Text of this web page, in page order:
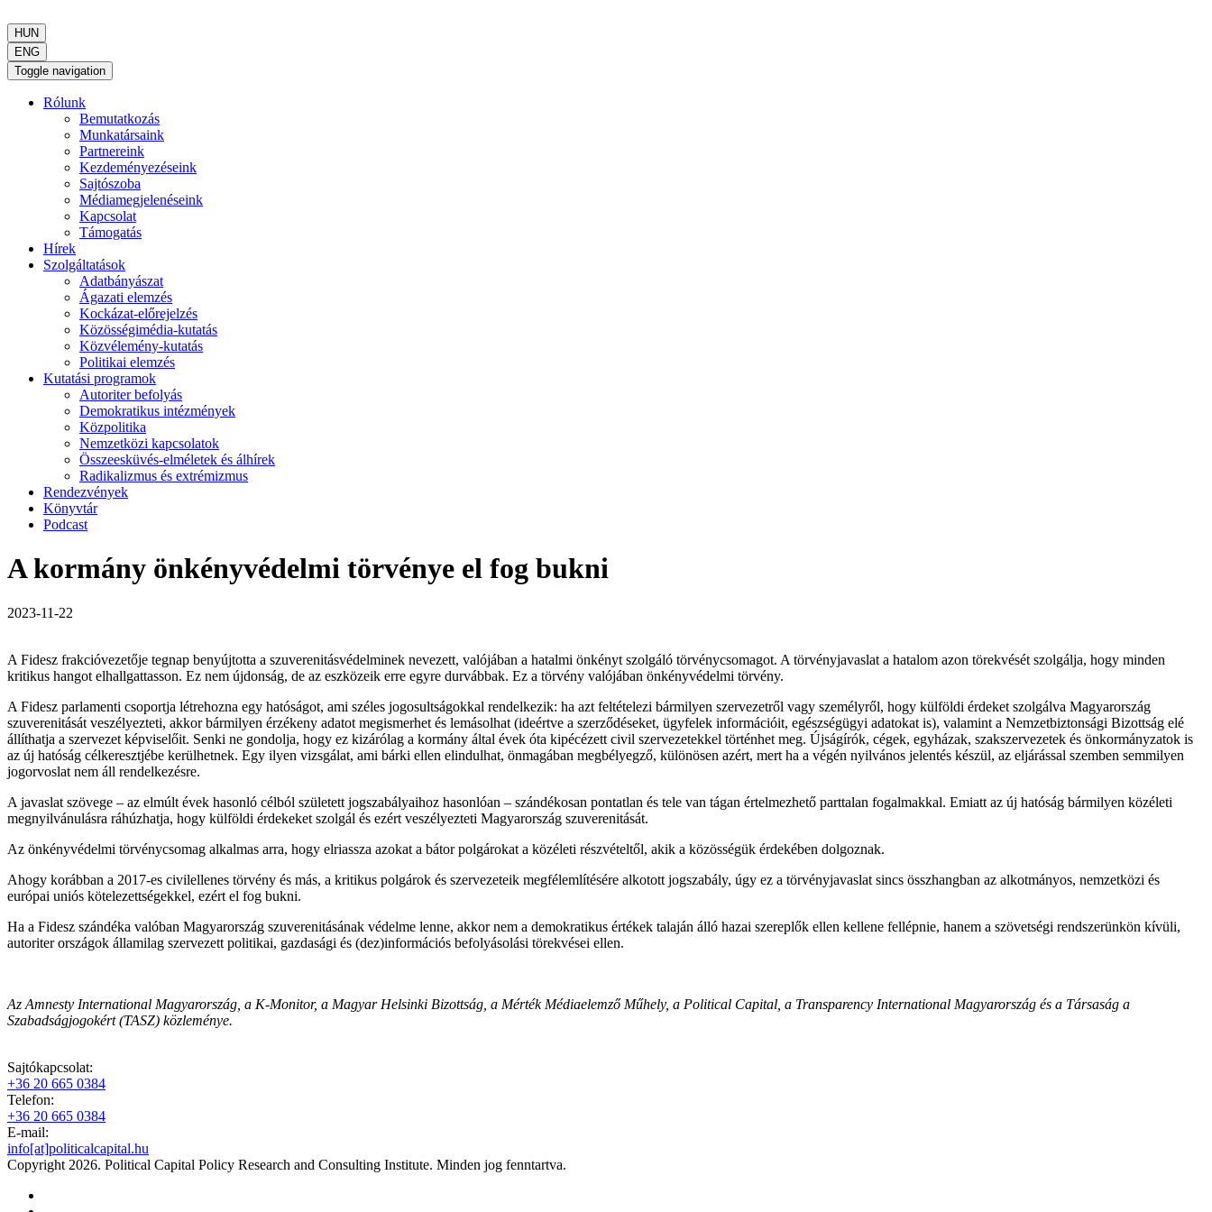
HUN
ENG
Toggle navigation
Rólunk
Bemutatkozás
Munkatársaink
Partnereink
Kezdeményezéseink
Sajtószoba
Médiamegjelenéseink
Kapcsolat
Támogatás
Hírek
Szolgáltatások
Adatbányászat
Ágazati elemzés
Kockázat-előrejelzés
Közösségimédia-kutatás
Közvélemény-kutatás
Politikai elemzés
Kutatási programok
Autoriter befolyás
Demokratikus intézmények
Közpolitika
Nemzetközi kapcsolatok
Összeesküvés-elméletek és álhírek
Radikalizmus és extrémizmus
Rendezvények
Könyvtár
Podcast
A kormány önkényvédelmi törvénye el fog bukni
2023-11-22
A Fidesz frakcióvezetője tegnap benyújtotta a szuverenitásvédelminek nevezett, valójában a hatalmi önkényt szolgáló törvénycsomagot. A törvényjavaslat a hatalom azon törekvését szolgálja, hogy minden
kritikus hangot elhallgattasson. Ez nem újdonság, de az eszközeik erre egyre durvábbak. Ez a törvény valójában önkényvédelmi törvény.
A Fidesz parlamenti csoportja létrehozna egy hatóságot, ami széles jogosultságokkal rendelkezik: ha azt feltételezi bármilyen szervezetről vagy személyről, hogy külföldi érdeket szolgálva Magyarország
szuverenitását veszélyezteti, akkor bármilyen érzékeny adatot megismerhet és lemásolhat (ideértve a szerződéseket, ügyfelek információit, egészségügyi adatokat is), valamint a Nemzetbiztonsági Bizottság elé
állíthatja a szervezet képviselőit. Senki ne gondolja, hogy ez kizárólag a kormány által évek óta kipécézett civil szervezetekkel történhet meg. Újságírók, cégek, egyházak, szakszervezetek és önkormányzatok is
az új hatóság célkeresztjébe kerülhetnek. Egy ilyen vizsgálat, ami bárki ellen elindulhat, önmagában megbélyegző, különösen azért, mert ha a végén nyilvános jelentés készül, az eljárással szemben semmilyen
jogorvoslat nem áll rendelkezésre.
A javaslat szövege – az elmúlt évek hasonló célból született jogszabályaihoz hasonlóan – szándékosan pontatlan és tele van tágan értelmezhető parttalan fogalmakkal. Emiatt az új hatóság bármilyen közéleti
megnyilvánulásra ráhúzhatja, hogy külföldi érdekeket szolgál és ezért veszélyezteti Magyarország szuverenitását.
Az önkényvédelmi törvénycsomag alkalmas arra, hogy elriassza azokat a bátor polgárokat a közéleti részvételtől, akik a közösségük érdekében dolgoznak.
Ahogy korábban a 2017-es civilellenes törvény és más, a kritikus polgárok és szervezeteik megfélemlítésére alkotott jogszabály, úgy ez a törvényjavaslat sincs összhangban az alkotmányos, nemzetközi és
európai uniós kötelezettségekkel, ezért el fog bukni.
Ha a Fidesz szándéka valóban Magyarország szuverenitásának védelme lenne, akkor nem a demokratikus értékek talaján álló hazai szereplők ellen kellene fellépnie, hanem a szövetségi rendszerünkön kívüli,
autoriter országok államilag szervezett politikai, gazdasági és (dez)információs befolyásolási törekvései ellen.
Az Amnesty International Magyarország, a K-Monitor, a Magyar Helsinki Bizottság, a Mérték Médiaelemző Műhely, a Political Capital, a Transparency International Magyarország és a Társaság a
Szabadságjogokért (TASZ) közleménye.
Sajtókapcsolat:
+36 20 665 0384
Telefon:
+36 20 665 0384
E-mail:
info[at]politicalcapital.hu
Copyright 2026. Political Capital Policy Research and Consulting Institute. Minden jog fenntartva.